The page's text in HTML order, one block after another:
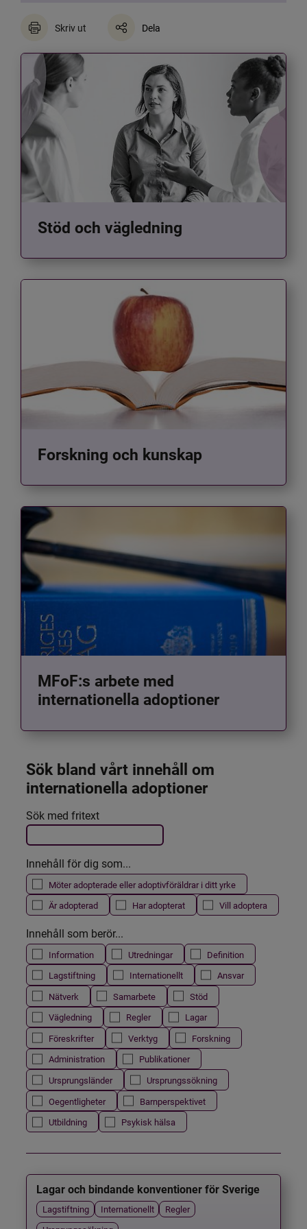
Skriv ut Dela
Stöd och vägledning
Forskning och kunskap
MFoF:s arbete med
internationella adoptioner
Sök bland vårt innehåll om
internationella adoptioner
Filtrera resultatet
Det här formuläret postas automatiskt
Sök med fritext
Innehåll för dig som...
Möter adopterade eller adoptivföräldrar i ditt yrke
Är adopterad
Har adopterat Vill adoptera
Innehåll som berör...
Information Utredningar
Definition
Lagstiftning
Internationellt
Ansvar
Nätverk
Samarbete
Stöd
Vägledning
Regler
Lagar
Föreskrifter
Verktyg
Forskning
Administration
Publikationer
Ursprungsländer
Ursprungssökning
Oegentligheter
Barnperspektivet
Utbildning
Psykisk hälsa
Lagar och bindande konventioner för Sverige
Lagstiftning Internationellt
Regler